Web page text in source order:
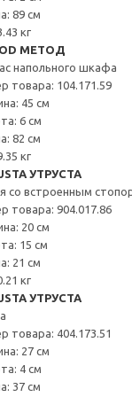
89 см
кг
МЕТОД
напольного шкафа
товара: 104.171.59
45 см
6 см
82 см
кг
УТРУСТА
со встроенным
товара: 904.017.86
20 см
15 см
21 см
кг
УТРУСТА
товара: 404.173.51
27 см
4 см
37 см